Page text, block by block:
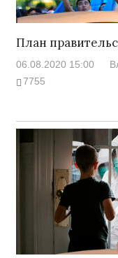
План
06.08.2020 15:00
7755